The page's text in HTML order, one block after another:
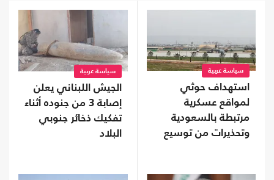
سياسة عربية
استهداف حوثي
لمواقع عسكرية
مرتبطة بالسعودية
وتحذيرات من توسيع
سياسة عربية
الجيش اللبناني يعلن
إصابة 3 من جنوده أثناء
تفكيك ذخائر جنوبي
البلاد